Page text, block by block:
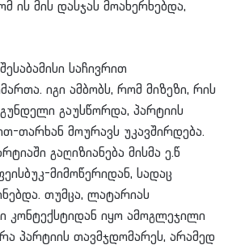
ის მის დასჯას მოახერხებდა,
საჩივრით
იგი ამბობს, რომ მიზეზი, რის
გაუსწორდა, პარტიის
თარხან მოურავს უკავშირდება.
გაღიზიანება მისმა ე.წ
მიმოწერიდან, სადაც
თუმცა, ლატარიას
კონტექსტიდან იყო ამოგლეჯილი
პარტიის თავმჯდომარეს, არამედ